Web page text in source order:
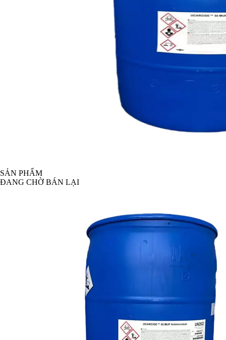
SẢN PHẨM
ĐANG CHỜ BÁN LẠI